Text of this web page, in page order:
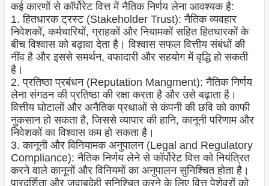
कई कारणों से कॉर्पोरेट वित्त में नैतिक निर्णय लेना आवश्यक है:
1. हितधारक ट्रस्ट (Stakeholder Trust): नैतिक व्यवहार
निवेशकों, कर्मचारियों, ग्राहकों और नियामकों सहित हितधारकों के
बीच विश्वास को बढ़ावा देता है। विश्वास सफल वित्तीय संबंधों की
नींव है और इससे समर्थन, वफादारी और सहयोग में वृद्धि हो सकती
है।
2. प्रतिष्ठा प्रबंधन (Reputation Mangment): नैतिक निर्णय
लेना संगठन की प्रतिष्ठा की रक्षा करता है और उसे बढ़ाता है।
वित्तीय घोटालों और अनैतिक प्रथाओं से कंपनी की छवि को काफी
नुकसान हो सकता है, जिससे व्यापार की हानि, कानूनी परिणाम और
निवेशकों का विश्वास कम हो सकता है।
3. कानूनी और विनियामक अनुपालन (Legal and Regulatory
Compliance): नैतिक निर्णय लेने से कॉर्पोरेट वित्त को नियंत्रित
करने वाले कानूनों और विनियमों का अनुपालन सुनिश्चित होता है।
पारदर्शिता और जवाबदेही सुनिश्चित करने के लिए वित्त पेशेवरों को